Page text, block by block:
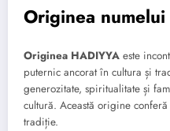
Originea
Originea HADIYYA este
puternic ancorat în cultura și
generozitate, spiritualitate și
cultură. Această origine
tradiție.